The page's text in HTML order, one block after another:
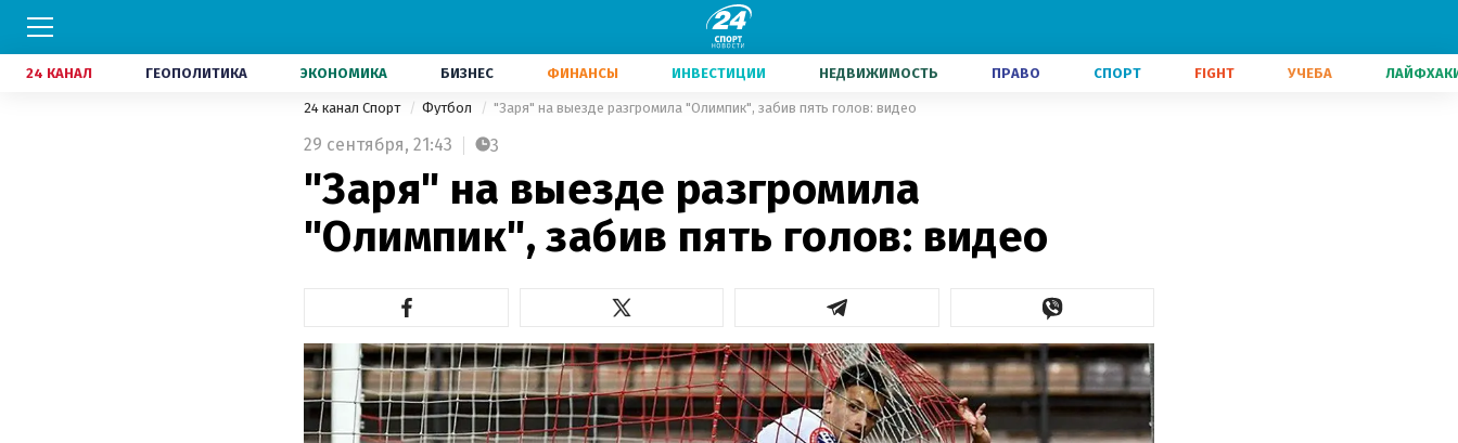
24 КАНАЛ ГЕОПОЛИТИКА ЭКОНОМИКА БИЗНЕС ФИНАНСЫ ИНВЕСТИЦИИ НЕДВИЖИМОСТЬ ПРАВО СПОРТ FIGHT УЧЕБА
24 канал Спорт Футбол "Заря" на выезде разгромила "Олимпик", забив пять голов: видео
29 сентября, 21:43 3
"Заря" на выезде разгромила
"Олимпик", забив пять голов: видео